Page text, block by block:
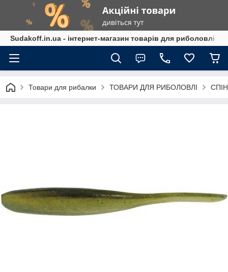
Sudakoff.in.ua - інтернет-магазин товарів для риболовлі
Товари для рибалки ТОВАРИ ДЛЯ РИБОЛОВЛІ